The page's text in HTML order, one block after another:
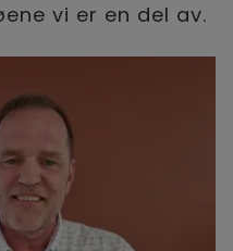
vi er en del av.